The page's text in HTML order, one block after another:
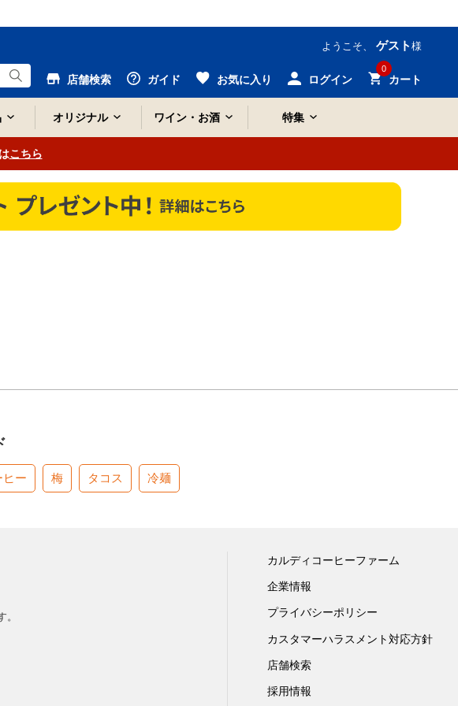
ようこそ、 ゲスト 様
店舗検索 ガイド お気に入り ログイン
0
カート
オリジナル ワイン・お酒 特集
こちら
ヒー 梅 タコス 冷麺
カルディコーヒーファーム
企業情報
プライバシーポリシー
カスタマーハラスメント対応方針
店舗検索
採用情報